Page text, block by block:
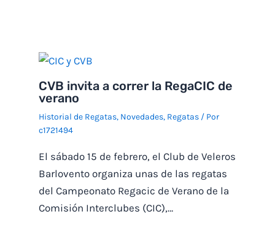
Fecha de nacimiento*
Teléfono abordo*
CVB invita a correr la RegaCIC de
verano
Historial de Regatas, Novedades, Regatas/ Por
c1721494
El sábado 15 de febrero, el Club de Veleros
Barlovento organiza unas de las regatas
del Campeonato Regacic de Verano de la
Comisión Interclubes (CIC),…